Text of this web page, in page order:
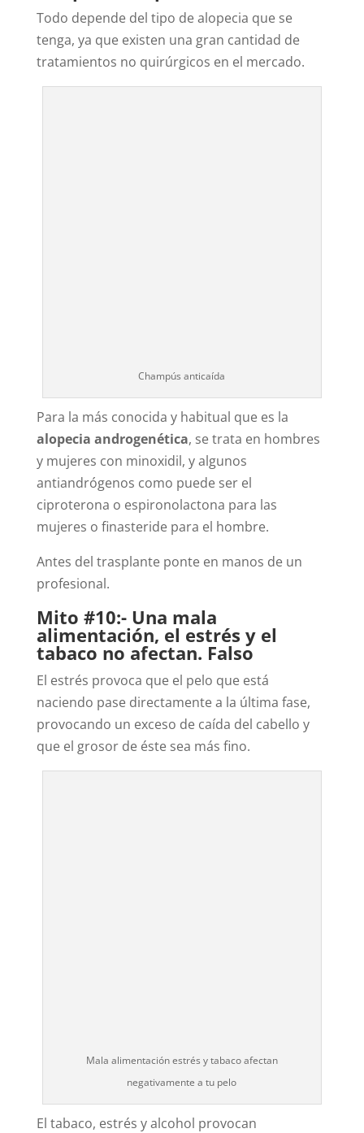
Todo depende del tipo de alopecia que se
tenga, ya que existen una gran cantidad de
tratamientos no quirúrgicos en el mercado.
Champús anticaída
Para la más conocida y habitual que es la
alopecia androgenética, se trata en hombres
y mujeres con minoxidil, y algunos
antiandrógenos como puede ser el
ciproterona o espironolactona para las
mujeres o finasteride para el hombre.
Antes del trasplante ponte en manos de un
profesional.
Mito #10:- Una mala
alimentación, el estrés y el
tabaco no afectan. Falso
El estrés provoca que el pelo que está
naciendo pase directamente a la última fase,
provocando un exceso de caída del cabello y
que el grosor de éste sea más fino.
Mala alimentación estrés y tabaco afectan
negativamente a tu pelo
El tabaco, estrés y alcohol provocan